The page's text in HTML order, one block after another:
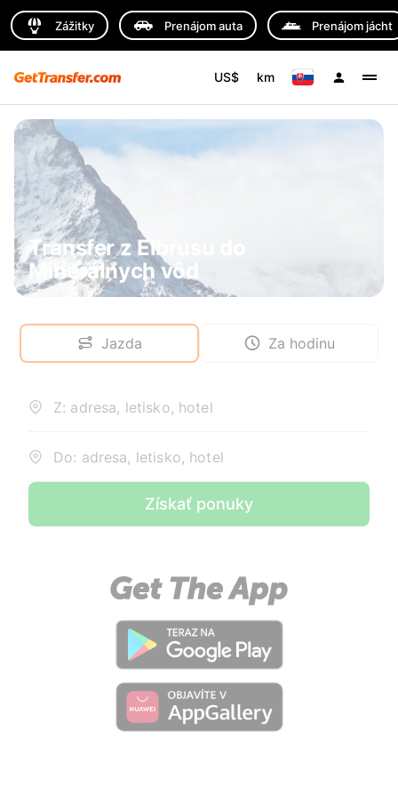
Zážitky Prenájom auta Prenájom jácht
US$ km
Transfer z Elbrusu do
Minerálnych vôd
Jazda Za hodinu
Z: adresa, letisko, hotel
Do: adresa, letisko, hotel
Získať ponuky